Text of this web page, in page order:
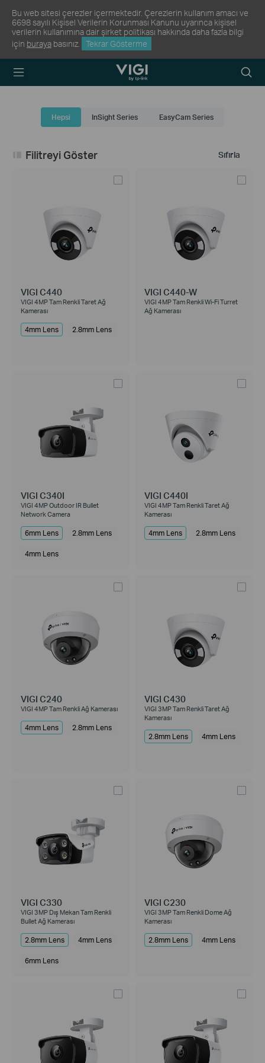
Bu web sitesi çerezler içermektedir. Çerezlerin kullanım amacı ve
6698 sayılı Kişisel Verilerin Korunması Kanunu uyarınca kişisel
verilerin kullanımına dair şirket politikası hakkında daha fazla bilgi
için buraya basınız. Tekrar Gösterme
TP-Link, Reliably
Arama
Hepsi InSight Series EasyCam Series
Sıfırla
Filitreyi Göster
VIGI C440
VIGI 4MP Tam Renkli Taret Ağ
Kamerası
4mm Lens 2.8mm Lens
VIGI C440-W
VIGI 4MP Tam Renkli Wi-Fi Turret
Ağ Kamerası
VIGI C340I
VIGI 4MP Outdoor IR Bullet
Network Camera
6mm Lens 2.8mm Lens
4mm Lens
VIGI C440I
VIGI 4MP Tam Renkli Taret Ağ
Kamerası
4mm Lens 2.8mm Lens
VIGI C240
VIGI 4MP Tam Renkli Ağ Kamerası
4mm Lens 2.8mm Lens
VIGI C430
VIGI 3MP Tam Renkli Taret Ağ
Kamerası
2.8mm Lens 4mm Lens
VIGI C330
VIGI 3MP Dış Mekan Tam Renkli
Bullet Ağ Kamerası
2.8mm Lens 4mm Lens
6mm Lens
VIGI C230
VIGI 3MP Tam Renkli Dome Ağ
Kamerası
2.8mm Lens 4mm Lens